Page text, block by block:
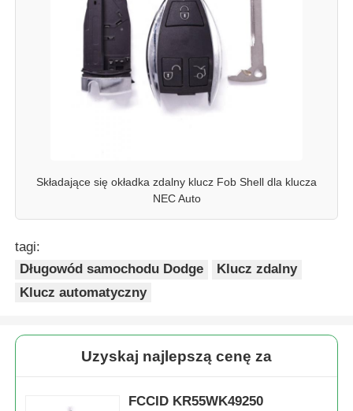
Składające się okładka zdalny klucz Fob Shell dla klucza
NEC Auto
tagi:
Długowód samochodu Dodge
Klucz zdalny
Klucz automatyczny
Uzyskaj najlepszą cenę za
FCCID KR55WK49250